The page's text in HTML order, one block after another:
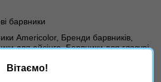
барвники
Americolor, Бренди барвників,
для айсінга, Барвники для глазурі,
мафінів, Водорозчинні барвники, Все
Вітаємо!